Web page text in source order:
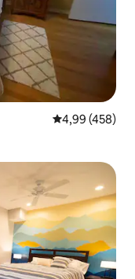
Gemiddelde
4,99 (458)